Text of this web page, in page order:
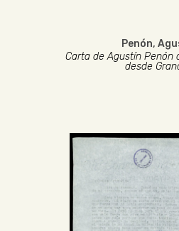
Penón,
Carta de Agustín Penón
desde